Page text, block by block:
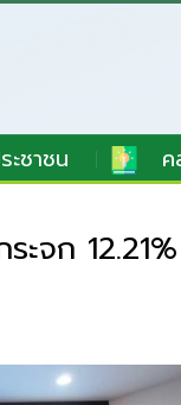
ะชาชน
จก